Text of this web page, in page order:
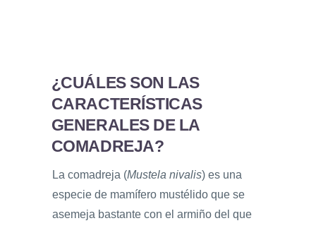
¿CUÁLES SON LAS
CARACTERÍSTICAS
GENERALES DE LA
COMADREJA?
La comadreja (Mustela nivalis) es una
especie de mamífero mustélido que se
asemeja bastante con el armiño del que